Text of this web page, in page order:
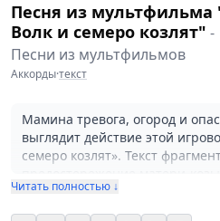
Песня из мультфильма
Волк и семеро козлят" -
Песни из мультфильмов
Аккорды·текст
Мамина тревога, огород и
выглядит действие этой
семеро козлят». Текст
и просит детей быть
(в основе Am с Dm и E) создают
Читать полностью ↓